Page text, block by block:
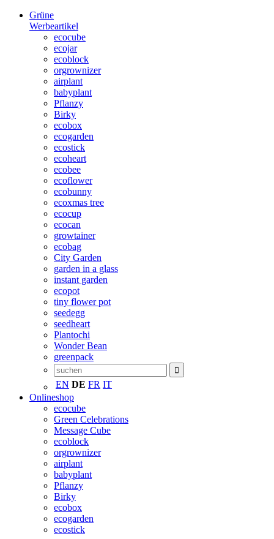
Grüne
Werbeartikel
ecocube
ecojar
ecoblock
orgrownizer
airplant
babyplant
Pflanzy
Birky
ecobox
ecogarden
ecostick
ecoheart
ecobee
ecoflower
ecobunny
ecoxmas tree
ecocup
ecocan
growtainer
ecobag
City Garden
garden in a glass
instant garden
ecopot
tiny flower pot
seedegg
seedheart
Plantochi
Wonder Bean
greenpack
EN DE FR IT
Onlineshop
ecocube
Green Celebrations
Message Cube
ecoblock
orgrownizer
airplant
babyplant
Pflanzy
Birky
ecobox
ecogarden
ecostick